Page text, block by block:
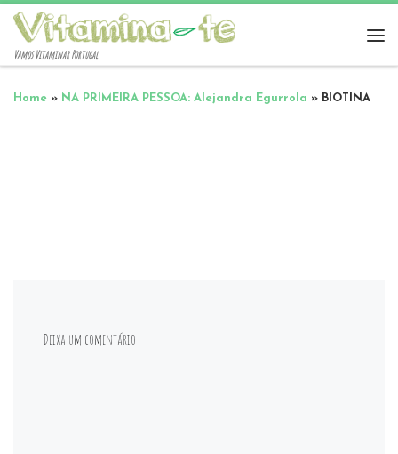
Vamos Vitaminar Portugal
Home » NA PRIMEIRA PESSOA: Alejandra Egurrola » BIOTINA
Deixa um comentário